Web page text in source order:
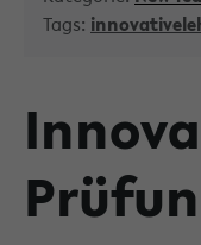
Tags: